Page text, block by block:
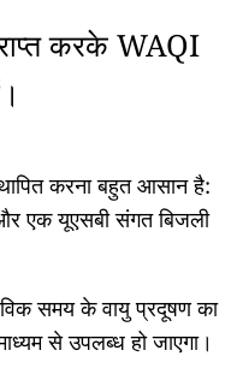
करके WAQI
करना बहुत आसान है:
एक यूएसबी संगत बिजली
समय के वायु प्रदूषण का
से उपलब्ध हो जाएगा।